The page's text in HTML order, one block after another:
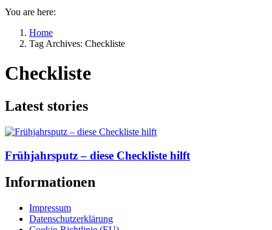
You are here:
Home
Tag Archives: Checkliste
Checkliste
Latest stories
Frühjahrsputz – diese Checkliste hilft
Informationen
Impressum
Datenschutzerklärung